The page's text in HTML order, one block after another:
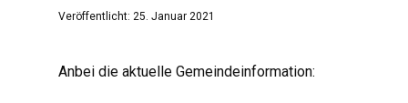
Veröffentlicht: 25. Januar 2021
Anbei die aktuelle Gemeindeinformation: